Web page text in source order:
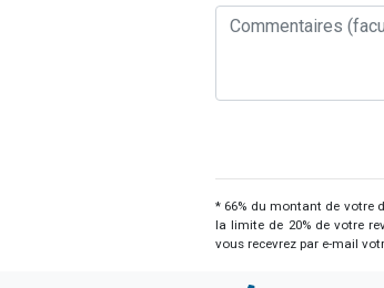
* 66% du montant de votre
la limite de 20% de votre
vous recevrez par e-mail